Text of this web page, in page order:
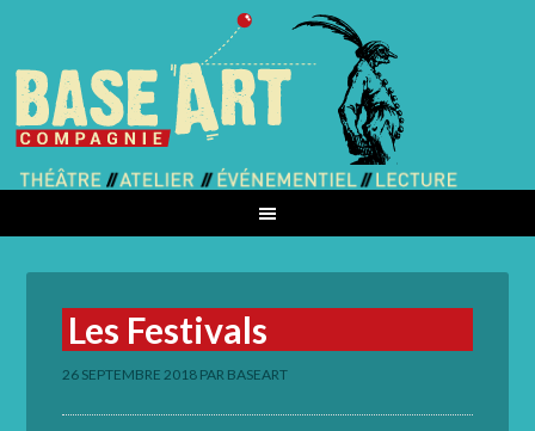
Les Festivals
26 SEPTEMBRE 2018 PAR BASEART